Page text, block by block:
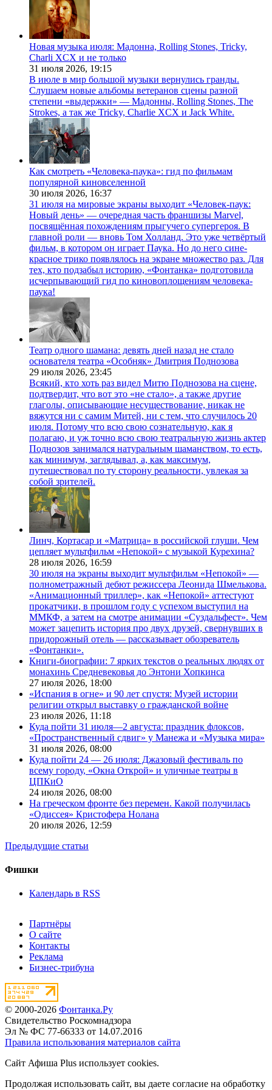
Новая музыка июля: Мадонна, Rolling Stones, Tricky,
Charli XCX и не только
31 июля 2026, 19:15
В июле в мир большой музыки вернулись гранды.
Слушаем новые альбомы ветеранов сцены разной
степени «выдержки» — Мадонны, Rolling Stones, The
Strokes, а так же Tricky, Charlie XCX и Jack White.
Как смотреть «Человека-паука»: гид по фильмам
популярной киновселенной
30 июля 2026, 16:37
31 июля на мировые экраны выходит «Человек-паук:
Новый день» — очередная часть франшизы Marvel,
посвящённая похождениям прыгучего супергероя. В
главной роли — вновь Том Холланд. Это уже четвёртый
фильм, в котором он играет Паука. Но до него сине-
красное трико появлялось на экране множество раз. Для
тех, кто подзабыл историю, «Фонтанка» подготовила
исчерпывающий гид по киновоплощениям человека-
паука!
Театр одного шамана: девять дней назад не стало
основателя театра «Особняк» Дмитрия Поднозова
29 июля 2026, 23:45
Всякий, кто хоть раз видел Митю Поднозова на сцене,
подтвердит, что вот это «не стало», а также другие
глаголы, описывающие несуществование, никак не
вяжутся ни с самим Митей, ни с тем, что случилось 20
июля. Потому что всю свою сознательную, как я
полагаю, и уж точно всю свою театральную жизнь актер
Поднозов занимался натуральным шаманством, то есть,
как минимум, заглядывал, а, как максимум,
путешествовал по ту сторону реальности, увлекая за
собой зрителей.
Линч, Кортасар и «Матрица» в российской глуши. Чем
цепляет мультфильм «Непокой» с музыкой Курехина?
28 июля 2026, 16:59
30 июля на экраны выходит мультфильм «Непокой» —
полнометражный дебют режиссера Леонида Шмелькова.
«Анимационный триллер», как «Непокой» аттестуют
прокатчики, в прошлом году с успехом выступил на
ММКФ, а затем на смотре анимации «Суздальфест». Чем
может зацепить история про двух друзей, свернувших в
придорожный отель — рассказывает обозреватель
«Фонтанки».
Книги-биографии: 7 ярких текстов о реальных людях от
монахинь Средневековья до Энтони Хопкинса
27 июля 2026, 18:00
«Испания в огне» и 90 лет спустя: Музей истории
религии открыл выставку о гражданской войне
23 июля 2026, 11:18
Куда пойти 31 июля—2 августа: праздник флоксов,
«Пространственный сдвиг» у Манежа и «Музыка мира»
31 июля 2026, 08:00
Куда пойти 24 — 26 июля: Джазовый фестиваль по
всему городу, «Окна Открой» и уличные театры в
ЦПКиО
24 июля 2026, 08:00
На греческом фронте без перемен. Какой получилась
«Одиссея» Кристофера Нолана
20 июля 2026, 12:59
Предыдущие статьи
Фишки
Календарь в RSS
Партнёры
О сайте
Контакты
Реклама
Бизнес-трибуна
© 2000-2026 Фонтанка.Ру
Свидетельство Роскомнадзора
Эл № ФС 77-66333 от 14.07.2016
Правила использования материалов сайта
Сайт Афиша Plus использует cookies.
Продолжая использовать сайт, вы даете согласие на обработку